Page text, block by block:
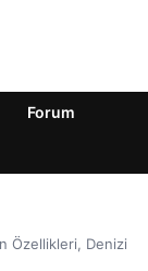
Forum
Özellikleri, Denizi